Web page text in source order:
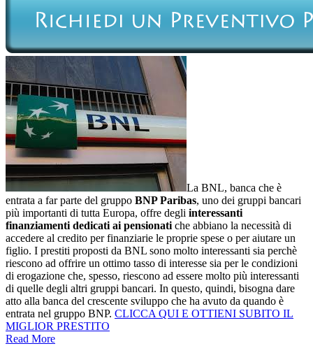
La BNL, banca che è
entrata a far parte del gruppo BNP Paribas, uno dei gruppi bancari
più importanti di tutta Europa, offre degli interessanti
finanziamenti dedicati ai pensionatiche abbiano la necessità di
accedere al credito per finanziarie le proprie spese o per aiutare un
figlio. I prestiti proposti da BNL sono molto interessanti sia perchè
riescono ad offrire un ottimo tasso di interesse sia per le condizioni
di erogazione che, spesso, riescono ad essere molto più interessanti
di quelle degli altri gruppi bancari. In questo, quindi, bisogna dare
atto alla banca del crescente sviluppo che ha avuto da quando è
entrata nel gruppo BNP. CLICCA QUI E OTTIENI SUBITO IL
MIGLIOR PRESTITO
Read More